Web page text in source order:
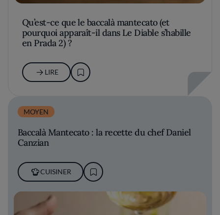
Qu’est-ce que le baccalà mantecato (et
pourquoi apparaît-il dans Le Diable s’habille
en Prada 2) ?
LIRE
MOYEN
Baccalà Mantecato : la recette du chef Daniel
Canzian
CUISINER